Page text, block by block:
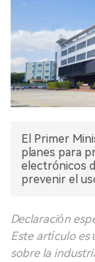
El Primer
planes para
electrónicos
prevenir el
Declaración
Este artículo es
sobre la